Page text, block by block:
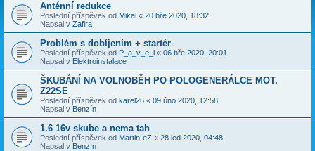
Anténní redukce
Poslední příspěvek od Mikal « 20 bře 2020, 18:32
Napsal v Zafira
Problém s dobíjením + startér
Poslední příspěvek od P_a_v_e_l « 06 bře 2020, 20:01
Napsal v Elektroinstalace
ŠKUBÁNÍ NA VOLNOBĚH PO POLOGENERÁLCE MOT.
Z22SE
Poslední příspěvek od karel26 « 09 úno 2020, 12:58
Napsal v Benzín
1.6 16v skube a nema tah
Poslední příspěvek od Martin-eZ « 28 led 2020, 04:48
Napsal v Benzín